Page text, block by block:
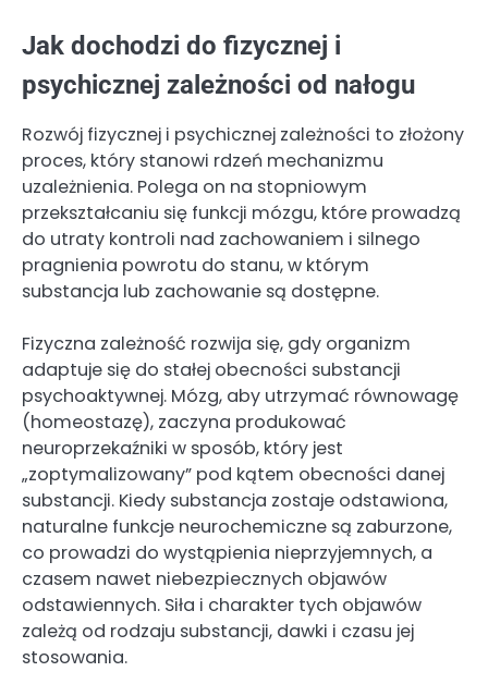
Jak dochodzi do fizycznej i
psychicznej zależności od nałogu
Rozwój fizycznej i psychicznej zależności to złożony
proces, który stanowi rdzeń mechanizmu
uzależnienia. Polega on na stopniowym
przekształcaniu się funkcji mózgu, które prowadzą
do utraty kontroli nad zachowaniem i silnego
pragnienia powrotu do stanu, w którym
substancja lub zachowanie są dostępne.
Fizyczna zależność rozwija się, gdy organizm
adaptuje się do stałej obecności substancji
psychoaktywnej. Mózg, aby utrzymać równowagę
(homeostazę), zaczyna produkować
neuroprzekaźniki w sposób, który jest
„zoptymalizowany” pod kątem obecności danej
substancji. Kiedy substancja zostaje odstawiona,
naturalne funkcje neurochemiczne są zaburzone,
co prowadzi do wystąpienia nieprzyjemnych, a
czasem nawet niebezpiecznych objawów
odstawiennych. Siła i charakter tych objawów
zależą od rodzaju substancji, dawki i czasu jej
stosowania.